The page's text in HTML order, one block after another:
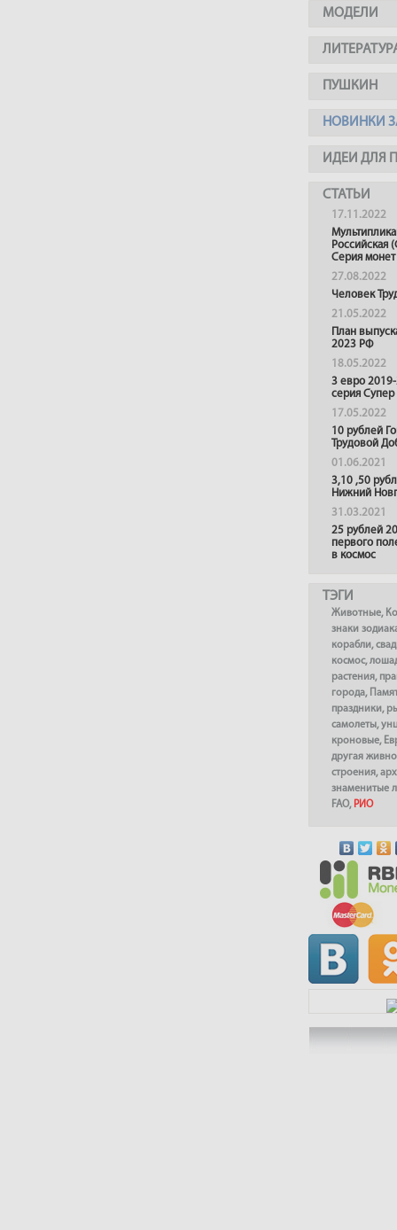
МОДЕЛИ
ПУШКИН
НОВИНКИ
ИДЕИ ДЛЯ
СТАТЬИ
17.11.2022
Российская
Серия монет
27.08.2022
Человек
21.05.2022
План
2023 РФ
18.05.2022
3 евро
серия
17.05.2022
10 рублей
Трудовой
01.06.2021
3,10 ,50
Нижний
31.03.2021
25 рублей
первого
в космос
ТЭГИ
Животные,
знаки
корабли,
космос,
растения,
города,
праздники,
самолеты,
кроновые,
другая
строения,
знаменитые
FAO, РИО